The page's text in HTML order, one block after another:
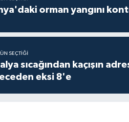
orman yangını
SEÇTIĞI
sıcağından kaçışın
eksi 8'e